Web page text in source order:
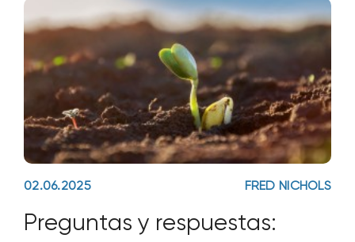
02.06.2025 FRED NICHOLS
Preguntas y respuestas: